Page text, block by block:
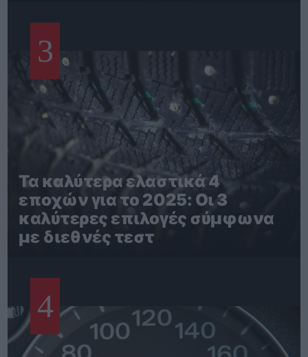
3
Τα καλύτερα ελαστικά 4
εποχών για το 2025: Οι 3
καλύτερες επιλογές σύμφωνα
με διεθνές τεστ
4